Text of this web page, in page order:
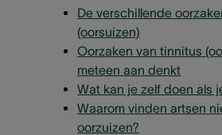
De verschillende
(oorsuizen)
Oorzaken van tinnitus
meteen aan denkt
Wat kan je zelf doen als
Waarom vinden artsen
oorzuizen?